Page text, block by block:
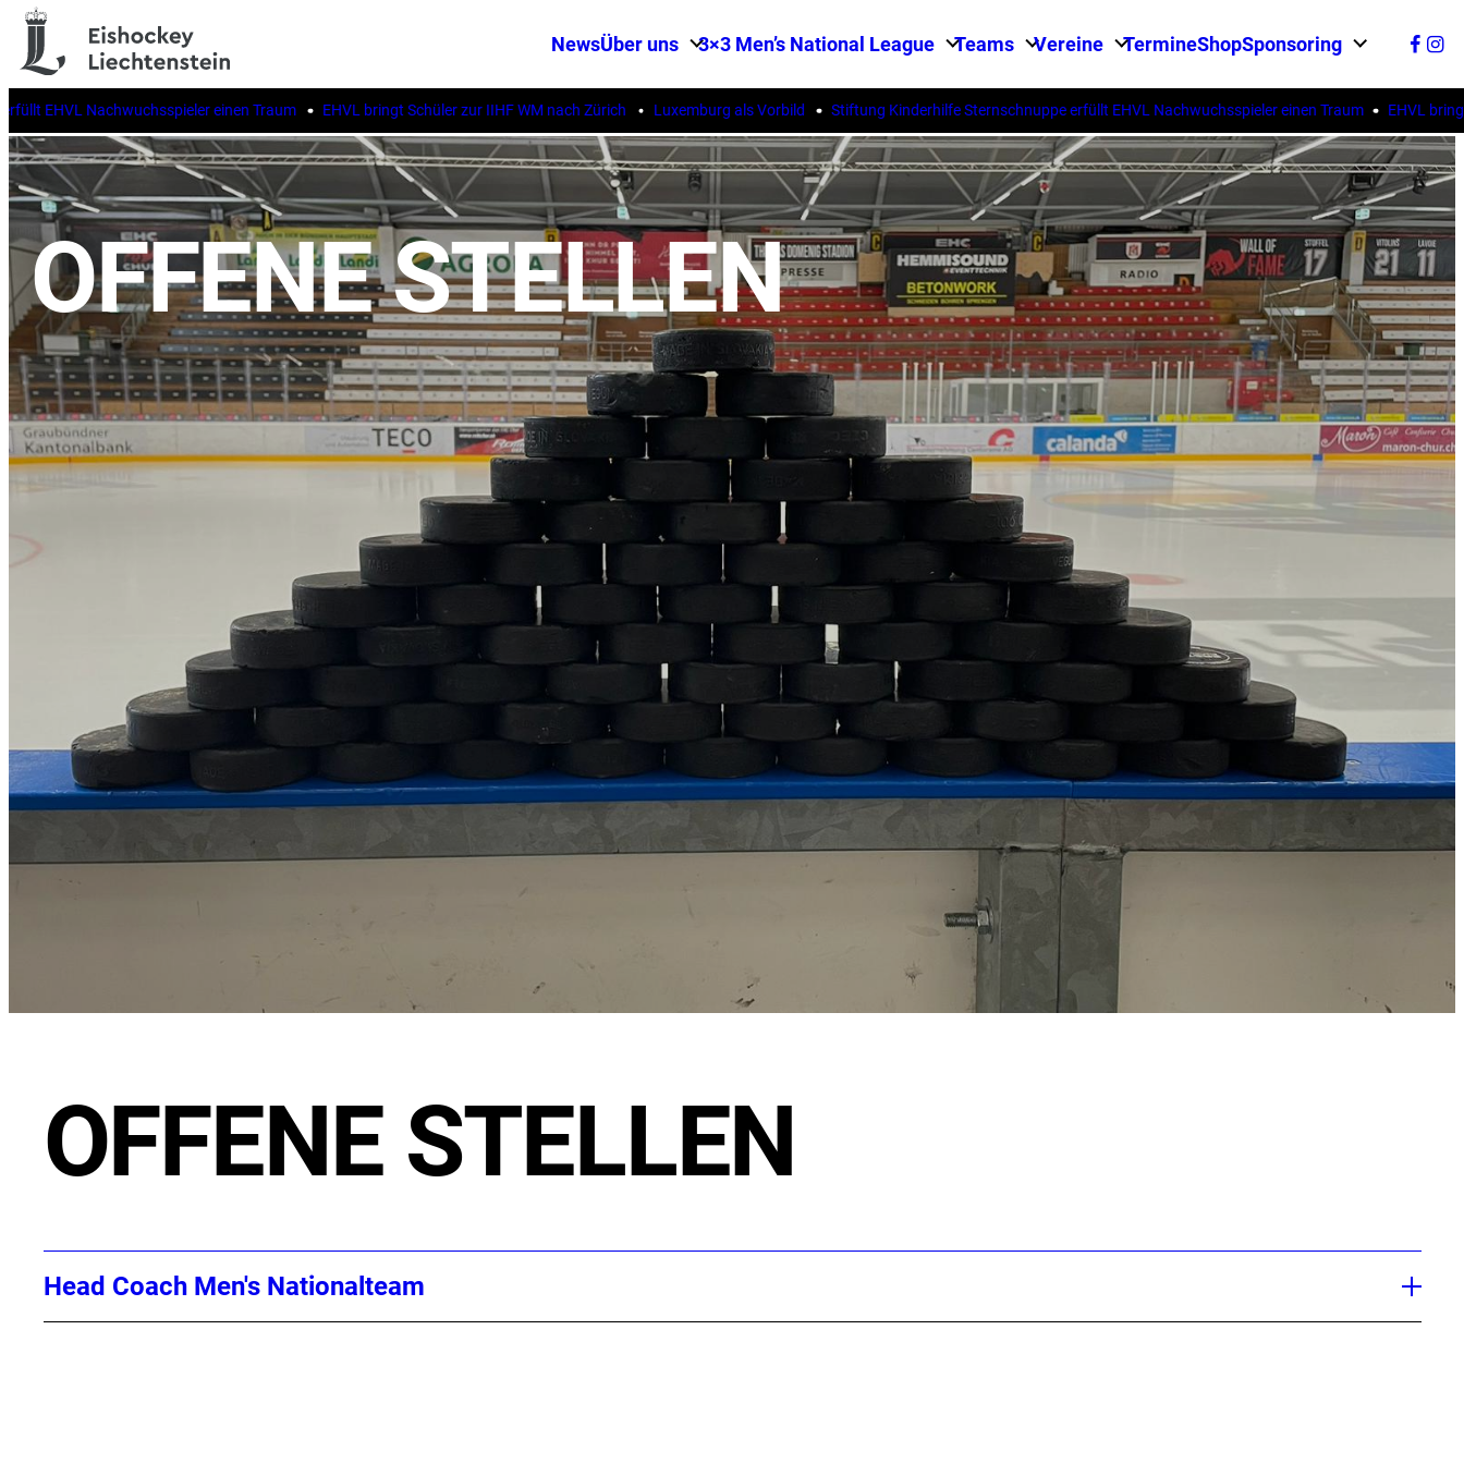
NewsÜber uns 3×3 Men’s National League Teams Vereine TermineShopSponsoring
Nachwuchsspieler einen Traum EHVL bringt Schüler zur IIHF WM nach Zürich Luxemburg als Vorbild Stiftung Kinderhilfe Sternschnuppe erfüllt EHVL Nachwuchsspieler einen Traum EHVL bringt
OFFENE STELLEN
OFFENE STELLEN
Head Coach Men's Nationalteam